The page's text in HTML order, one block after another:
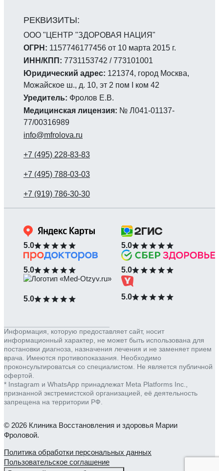
ООО "ЦЕНТР "ЗДОРОВАЯ НАЦИЯ"
ОГРН: 1157746177456 от 10 марта 2015 г.
ИНН/КПП: 7731153742 / 773101001
Юридический адрес: 121374, город Москва,
Можайское ш., д. 10, эт 2 пом I ком 42
Уредитель: Фролов Е.В.
Медицинская лицензия: № Л041-01137-
77/00316989
info@mfrolova.ru
5.0 5.0
5.0 5.0
5.0 5.0
© 2026 Клиника Восстановления и здоровья Марии
Фроловой.
Политика обработки персональных данных
Пользовательское соглашение
Информация, которую предоставляет сайт, носит
информационный характер, не может быть использована для
постановки диагноза, назначения лечения и не заменяет прием
врача. Имеются противопоказания. Необходимо
проконсультироватсья со специалистом. Не является публичной
офертой.
* Instagram и WhatsApp принадлежат Meta Platforms Inc.,
признанной экстремистской организацией, её деятельность
запрещена на территории РФ.